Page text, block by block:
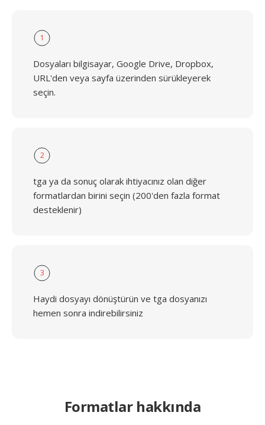
1
Dosyaları bilgisayar, Google Drive, Dropbox,
URL'den veya sayfa üzerinden sürükleyerek
seçin.
2
tga ya da sonuç olarak ihtiyacınız olan diğer
formatlardan birini seçin (200'den fazla format
desteklenir)
3
Haydi dosyayı dönüştürün ve tga dosyanızı
hemen sonra indirebilirsiniz
Formatlar hakkında